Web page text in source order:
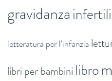
gravidanza
letteratura per l'infanzia
libri per bambini libro